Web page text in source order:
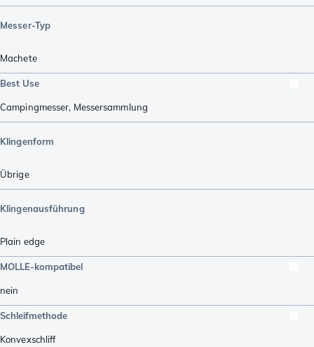
Messer-Typ
Machete
Best Use
Campingmesser, Messersammlung
Klingenform
Übrige
Klingenausführung
Plain edge
MOLLE-kompatibel
nein
Schleifmethode
Konvexschliff